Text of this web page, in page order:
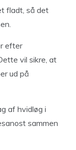
fladt, så det
efter
vil sikre, at
ud på
af hvidløg i
sammen